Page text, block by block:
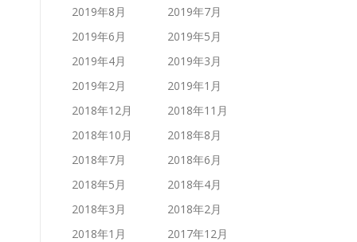
2019年8月
2019年7月
2019年6月
2019年5月
2019年4月
2019年3月
2019年2月
2019年1月
2018年12月
2018年11月
2018年10月
2018年8月
2018年7月
2018年6月
2018年5月
2018年4月
2018年3月
2018年2月
2018年1月
2017年12月